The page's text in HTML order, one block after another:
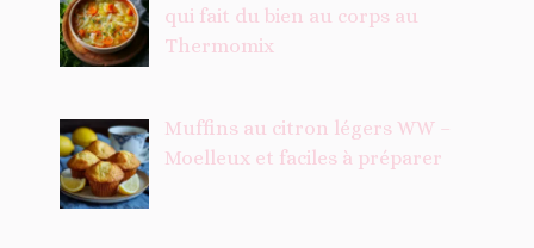
qui fait du bien au corps au
Thermomix
Muffins au citron légers WW –
Moelleux et faciles à préparer